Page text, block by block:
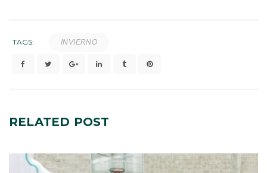
TAGS: INVIERNO
RELATED POST